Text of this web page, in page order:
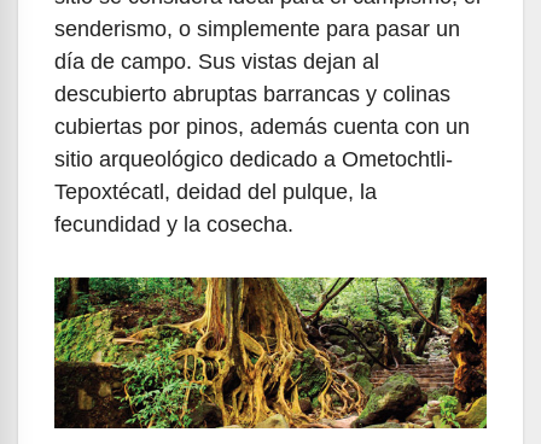
senderismo, o simplemente para pasar un
día de campo. Sus vistas dejan al
descubierto abruptas barrancas y colinas
cubiertas por pinos, además cuenta con un
sitio arqueológico dedicado a Ometochtli-
Tepoxtécatl, deidad del pulque, la
fecundidad y la cosecha.